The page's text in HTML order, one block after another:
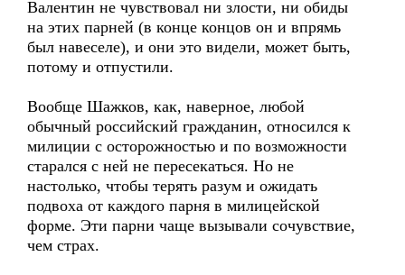
Валентин не чувствовал ни злости, ни обиды
на этих парней (в конце концов он и впрямь
был навеселе), и они это видели, может быть,
потому и отпустили.
Вообще Шажков, как, наверное, любой
обычный российский гражданин, относился к
милиции с осторожностью и по возможности
старался с ней не пересекаться. Но не
настолько, чтобы терять разум и ожидать
подвоха от каждого парня в милицейской
форме. Эти парни чаще вызывали сочувствие,
чем страх.